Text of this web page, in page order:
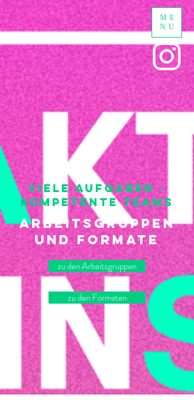
ME
NU
Viele Aufgaben -
Kompetente Teams
Arbeitsgruppen
und Formate
zu den Arbeitsgruppen
zu den Formaten